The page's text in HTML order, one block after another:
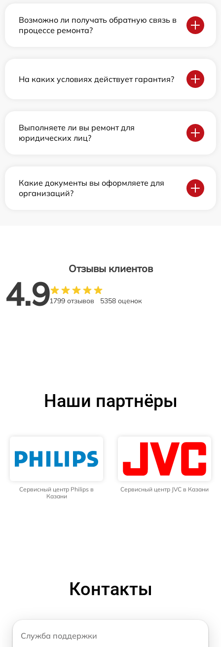
Возможно ли получать обратную связь в
процессе ремонта?
На каких условиях действует гарантия?
Выполняете ли вы ремонт для
юридических лиц?
Какие документы вы оформляете для
организаций?
Отзывы клиентов
4.91799 отзывов 5358 оценок
Наши партнёры
Сервисный центр Philips в
Казани
Сервисный центр JVC в Казани
Контакты
Служба поддержки